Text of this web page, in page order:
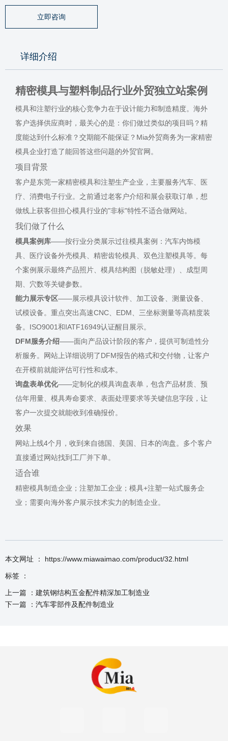
立即咨询
详细介绍
精密模具与塑料制品行业外贸独立站案例
模具和注塑行业的核心竞争力在于设计能力和制造精度。海外
客户选择供应商时，最关心的是：你们做过类似的项目吗？精
度能达到什么标准？交期能不能保证？Mia外贸商务为一家精密
模具企业打造了能回答这些问题的外贸官网。
项目背景
客户是东莞一家精密模具和注塑生产企业，主要服务汽车、医
疗、消费电子行业。之前通过老客户介绍和展会获取订单，想
做线上获客但担心模具行业的"非标"特性不适合做网站。
我们做了什么
模具案例库——按行业分类展示过往模具案例：汽车内饰模
具、医疗设备外壳模具、精密齿轮模具、双色注塑模具等。每
个案例展示最终产品照片、模具结构图（脱敏处理）、成型周
期、穴数等关键参数。
能力展示专区——展示模具设计软件、加工设备、测量设备、
试模设备。重点突出高速CNC、EDM、三坐标测量等高精度装
备。ISO9001和IATF16949认证醒目展示。
DFM服务介绍——面向产品设计阶段的客户，提供可制造性分
析服务。网站上详细说明了DFM报告的格式和交付物，让客户
在开模前就能评估可行性和成本。
询盘表单优化——定制化的模具询盘表单，包含产品材质、预
估年用量、模具寿命要求、表面处理要求等关键信息字段，让
客户一次提交就能收到准确报价。
效果
网站上线4个月，收到来自德国、美国、日本的询盘。多个客户
直接通过网站找到工厂并下单。
适合谁
精密模具制造企业；注塑加工企业；模具+注塑一站式服务企
业；需要向海外客户展示技术实力的制造企业。
本文网址 ： https://www.miawaimao.com/product/32.html
标签 ：
上一篇 ： 建筑钢结构五金配件精深加工制造业
下一篇 ： 汽车零部件及配件制造业